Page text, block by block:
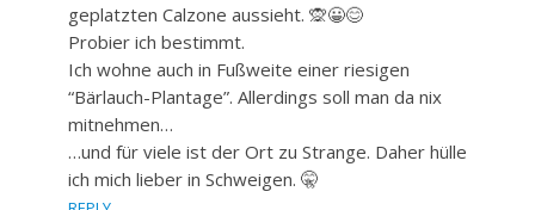
geplatzten Calzone aussieht. 🙊😀😊
Probier ich bestimmt.
Ich wohne auch in Fußweite einer riesigen
“Bärlauch-Plantage”. Allerdings soll man da nix
mitnehmen…
…und für viele ist der Ort zu Strange. Daher hülle
ich mich lieber in Schweigen. 🤫